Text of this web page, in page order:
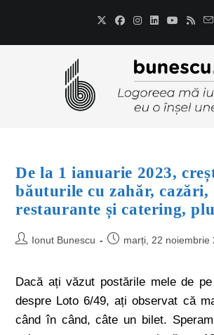
De la 1 ianuarie 2023,
băuturile cu zahăr, cazări,
restaurante și catering,
Ionut Bunescu marți, 22 noiembrie
Dacă ați văzut postările mele de
despre Loto 6/49, ați observat că
când în când, câte un bilet.